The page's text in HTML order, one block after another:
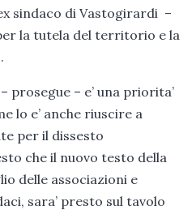
sindaco di Vastogirardi –
la tutela del territorio e la
prosegue – e’ una priorita’
lo e’ anche riuscire a
per il dissesto
che il nuovo testo della
delle associazioni e
sara’ presto sul tavolo